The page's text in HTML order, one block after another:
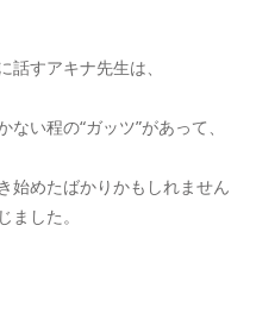
すアキナ先生は、
い程の“ガッツ”があって、
始めたばかりかもしれません
した。